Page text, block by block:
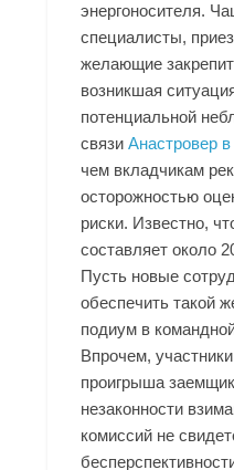
энергоносителя.
специалисты,
желающие
возникшая
потенциальной
связиАнастровер
чем вкладчикам
осторожностью
риски. Известно,
составляет около
Пусть новые
обеспечить такой
подиум в
Впрочем,
проигрыша
незаконности
комиссий не